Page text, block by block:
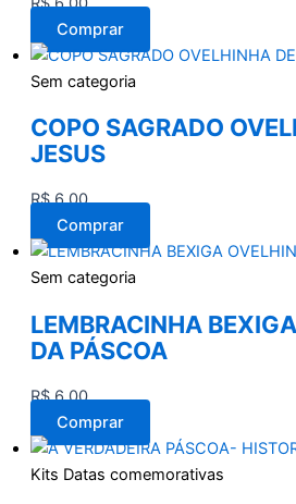
Comprar
Sem categoria
COPO SAGRADO
JESUS
R$6,00
Comprar
Sem categoria
LEMBRACINHA
DA PÁSCOA
R$6,00
Comprar
Kits Datas comemorativas